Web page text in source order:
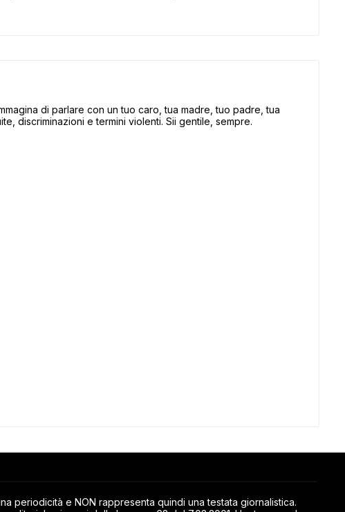
di parlare con un tuo caro, tua madre, tuo padre, tua
discriminazioni e termini violenti. Sii gentile, sempre.
periodicità e NON rappresenta quindi una testata giornalistica.